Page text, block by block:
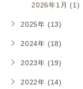
2026年1月 (1)
2025年 (13)
2024年 (18)
2023年 (19)
2022年 (14)